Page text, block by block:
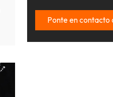
Ponte en contacto